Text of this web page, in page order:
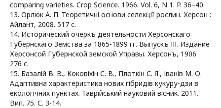
comparing varieties. Crop Science. 1966. Vol. 6, N 1. P. 36–40.
13. Орлюк А. П. Теоретичні основи селекції рослин. Херсон :
Айлант, 2008. 517 с.
14. Исторический очеркъ деятельности Херсонскаго
Губернскаго Земства за 1865-1899 гг. Выпускъ ІІІ. Издание
Херсонсой Губернской земской Управы. Херсонъ, 1906.
276 с.
15. Базалій В. В., Коковіхін С. В., Плоткін С. Я., Іванів М. О.
Адаптивна характеристика нових гібридів кукуру-дзи в
екологічних пунктах. Таврійський науковий вісник. 2011.
Вип. 75. С. 3-14.